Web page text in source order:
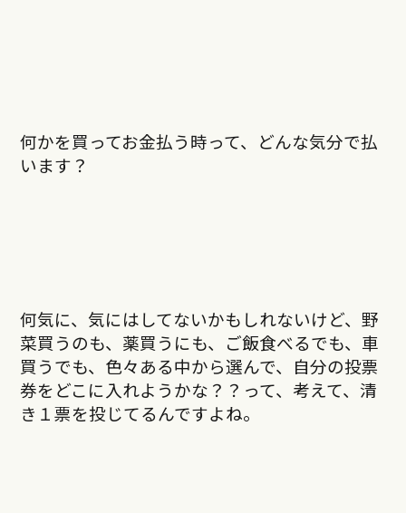
何かを買ってお金払う時って、どんな気分で払
います？
何気に、気にはしてないかもしれないけど、野
菜買うのも、薬買うにも、ご飯食べるでも、車
買うでも、色々ある中から選んで、自分の投票
券をどこに入れようかな？？って、考えて、清
き１票を投じてるんですよね。